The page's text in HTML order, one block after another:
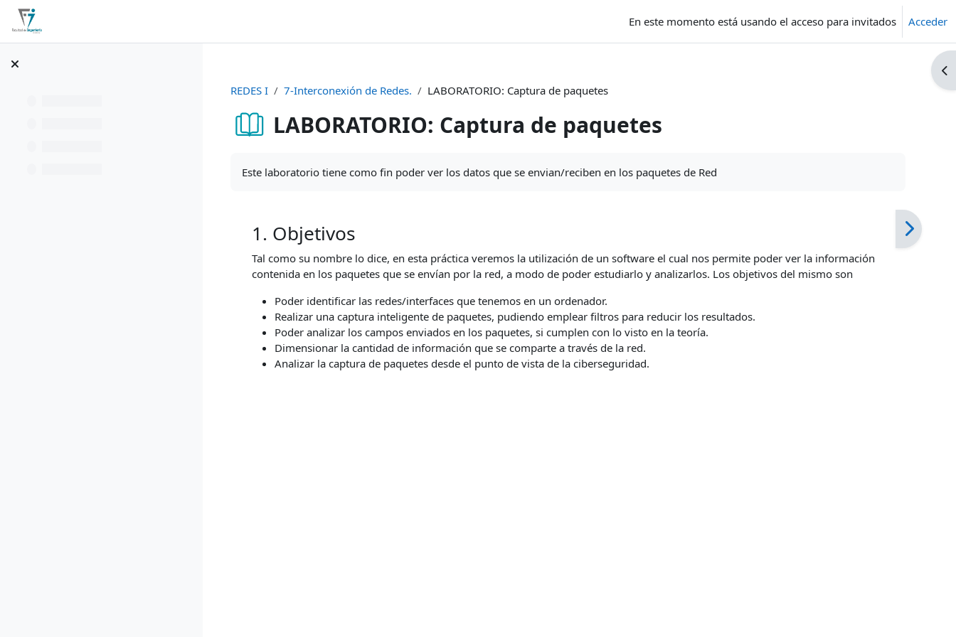
Salta al contenido principal
En este momento está usando el acceso para invitados Acceder
REDES I
7-Interconexión de Redes. LABORATORIO: Captura de paquetes
LABORATORIO: Captura de paquetes
Este laboratorio tiene como fin poder ver los datos que se envian/reciben en los paquetes de Red
1. Objetivos
Tal como su nombre lo dice, en esta práctica veremos la utilización de un software el cual nos permite poder ver la información
contenida en los paquetes que se envían por la red, a modo de poder estudiarlo y analizarlos. Los objetivos del mismo son
Poder identificar las redes/interfaces que tenemos en un ordenador.
Realizar una captura inteligente de paquetes, pudiendo emplear filtros para reducir los resultados.
Poder analizar los campos enviados en los paquetes, si cumplen con lo visto en la teoría.
Dimensionar la cantidad de información que se comparte a través de la red.
Analizar la captura de paquetes desde el punto de vista de la ciberseguridad.